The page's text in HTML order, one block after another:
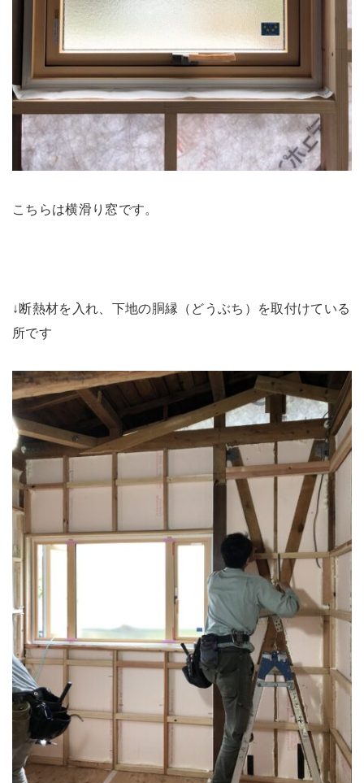
こちらは横滑り窓です。
↓断熱材を入れ、下地の胴縁（どうぶち）を取付けている
所です